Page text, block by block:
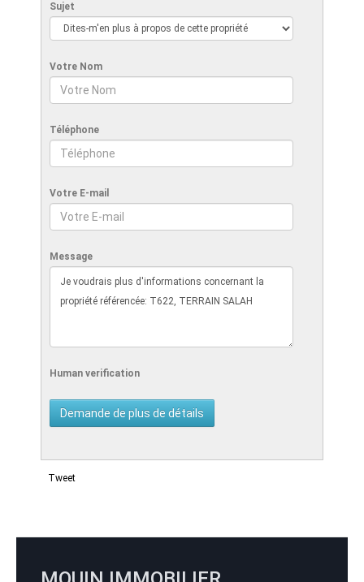
Sujet
Votre Nom
Téléphone
Votre E-mail
Message
Human verification
Tweet